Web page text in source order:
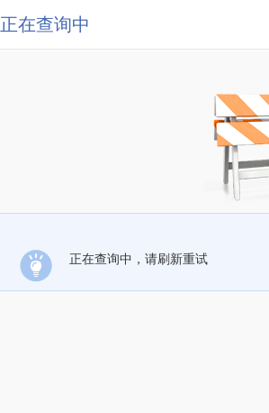
正在查询中
正在查询中，请刷新重试